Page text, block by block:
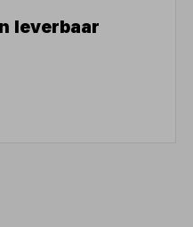
leverbaar